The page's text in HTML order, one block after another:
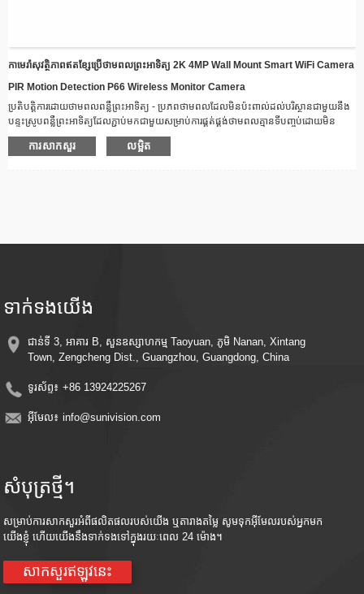
កាមេរ៉ាសុវត្ថិភាពឥតខ្សែប្រើថាមពលព្រះអាទិត្យ 2K 4MP Wall Mount Smart WiFi Camera
PIR Motion Detection P66 Wireless Monitor Camera
ប្រតិបត្តិការដោយថាមពលពន្លឺព្រះអាទិត្យ - ប្រភពថាមពលដែលមិនប៉ះពាល់ដល់បរិស្ថានជាមួយនឹង
បន្ទះស្រូបពន្លឺព្រះអាទិត្យដែលភ្ជាប់មកជាមួយសម្រាប់ការផ្គត់ផ្គង់ថាមពលគ្មានទីបញ្ចប់ដោយមិន
ចាំបាច់មានខ្សែ។
ការតភ្ជាប់ឥតខ្សែ - បន្តភ្ជាប់ពីចម្ងាយតាមរយៈវ៉ាយហ្វាយជាមួយនឹងសមត្ថភាពចាក់វីដេអូតាមពេល
ប្រើស្មាតហ្វូន ឬឧបករណ៍ឆ្លាតវៃរបស់អ្នក។
​​ភាពឆបគ្នានៃការផ្ទុកលើពពក - រក្សាការចងចាំឱ្យមានសុវត្ថិភាពជាមួយនឹងការរួមបញ្ចូលការផ្ទុកពពក
ប្រសិទ្ធភាពថាមពល - ប្រើប្រាស់ថាមពលនៃព្រះអាទិត្យដើម្បីកាត់បន្ថយថ្លៃអគ្គិសនីខណៈពេលដែល
រក្សាការការពារជាបន្តបន្ទាប់។
ការសាកសួរ លម្អិត
ទាក់ទង​យើង
ជាន់ទី 3, អាគារ B, សួនឧស្សាហកម្ម Taoyuan, ភូមិ Nanan, Xintang
Town, Zengcheng Dist., Guangzhou, Guangdong, China
ទូរស័ព្ទ៖ +86 13924225267
អ៊ីមែល៖ info@sunivision.com
សំបុត្រថ្មី។
សម្រាប់ការសាកសួរអំពីផលិតផលរបស់យើង ឬតារាងតម្លៃ សូមទុកអ៊ីមែលរបស់អ្នកមក
យើងខ្ញុំ ហើយយើងនឹងទាក់ទងទៅក្នុងរយៈពេល 24 ម៉ោង។
សាកសួរឥឡូវនេះ